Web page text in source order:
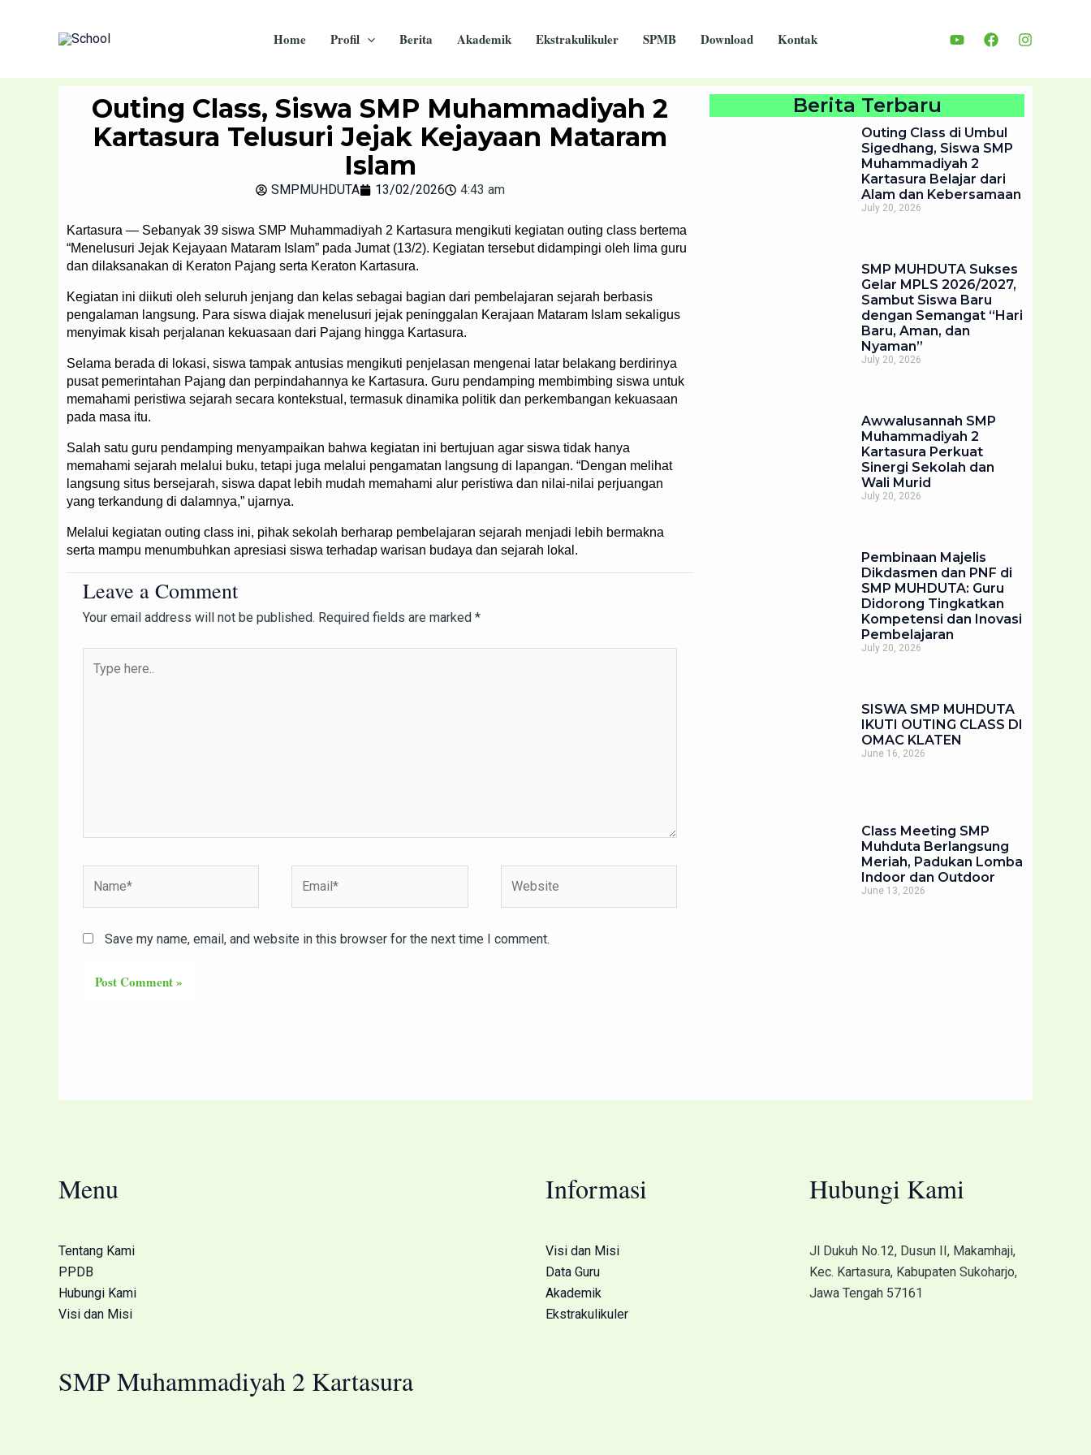
Home Profil Berita Akademik Ekstrakulikuler SPMB Download Kontak
Outing Class, Siswa SMP Muhammadiyah 2
Kartasura Telusuri Jejak Kejayaan Mataram
Islam
SMPMUHDUTA 13/02/2026 4:43 am
Kartasura — Sebanyak 39 siswa SMP Muhammadiyah 2 Kartasura mengikuti kegiatan outing class bertema
“Menelusuri Jejak Kejayaan Mataram Islam” pada Jumat (13/2). Kegiatan tersebut didampingi oleh lima guru
dan dilaksanakan di Keraton Pajang serta Keraton Kartasura.
Kegiatan ini diikuti oleh seluruh jenjang dan kelas sebagai bagian dari pembelajaran sejarah berbasis
pengalaman langsung. Para siswa diajak menelusuri jejak peninggalan Kerajaan Mataram Islam sekaligus
menyimak kisah perjalanan kekuasaan dari Pajang hingga Kartasura.
Selama berada di lokasi, siswa tampak antusias mengikuti penjelasan mengenai latar belakang berdirinya
pusat pemerintahan Pajang dan perpindahannya ke Kartasura. Guru pendamping membimbing siswa untuk
memahami peristiwa sejarah secara kontekstual, termasuk dinamika politik dan perkembangan kekuasaan
pada masa itu.
Salah satu guru pendamping menyampaikan bahwa kegiatan ini bertujuan agar siswa tidak hanya
memahami sejarah melalui buku, tetapi juga melalui pengamatan langsung di lapangan. “Dengan melihat
langsung situs bersejarah, siswa dapat lebih mudah memahami alur peristiwa dan nilai-nilai perjuangan
yang terkandung di dalamnya,” ujarnya.
Melalui kegiatan outing class ini, pihak sekolah berharap pembelajaran sejarah menjadi lebih bermakna
serta mampu menumbuhkan apresiasi siswa terhadap warisan budaya dan sejarah lokal.
Leave a Comment
Your email address will not be published. Required fields are marked *
here..
Save my name, email, and website in this browser for the next time I comment.
Berita Terbaru
Outing Class di Umbul
Sigedhang, Siswa SMP
Muhammadiyah 2
Kartasura Belajar dari
Alam dan Kebersamaan
July 20, 2026
SMP MUHDUTA Sukses
Gelar MPLS 2026/2027,
Sambut Siswa Baru
dengan Semangat “Hari
Baru, Aman, dan
Nyaman”
July 20, 2026
Awwalusannah SMP
Muhammadiyah 2
Kartasura Perkuat
Sinergi Sekolah dan
Wali Murid
July 20, 2026
Pembinaan Majelis
Dikdasmen dan PNF di
SMP MUHDUTA: Guru
Didorong Tingkatkan
Kompetensi dan Inovasi
Pembelajaran
July 20, 2026
SISWA SMP MUHDUTA
IKUTI OUTING CLASS DI
OMAC KLATEN
June 16, 2026
Class Meeting SMP
Muhduta Berlangsung
Meriah, Padukan Lomba
Indoor dan Outdoor
June 13, 2026
Menu
Tentang Kami
PPDB
Hubungi Kami
Visi dan Misi
SMP Muhammadiyah 2 Kartasura
Informasi
Visi dan Misi
Data Guru
Akademik
Ekstrakulikuler
Hubungi Kami
Jl Dukuh No.12, Dusun II, Makamhaji,
Kec. Kartasura, Kabupaten Sukoharjo,
Jawa Tengah 57161